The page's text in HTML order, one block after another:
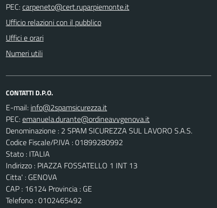
PEC:
Ufficio relazioni con il pubblico
Uffici e orari
Numeri utili
CONTATTI D.P.O.
E-mail:
PEC:
Denominazione : 2 SPAM SICUREZZA SUL LAVORO S.A.S.
Codice Fiscale/P.IVA : 01899280992
Stato : ITALIA
Indirizzo : PIAZZA FOSSATELLO 1 INT 13
Citta' : GENOVA
CAP : 16124 Provincia : GE
Telefono : 0102465492